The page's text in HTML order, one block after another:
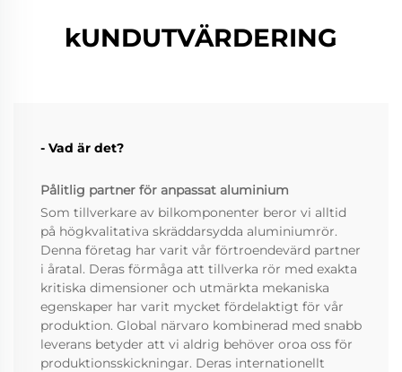
kUNDUTVÄRDERING
- Vad är det?
Pålitlig partner för anpassat aluminium
Som tillverkare av bilkomponenter beror vi alltid
på högkvalitativa skräddarsydda aluminiumrör.
Denna företag har varit vår förtroendevärd partner
i åratal. Deras förmåga att tillverka rör med exakta
kritiska dimensioner och utmärkta mekaniska
egenskaper har varit mycket fördelaktigt för vår
produktion. Global närvaro kombinerad med snabb
leverans betyder att vi aldrig behöver oroa oss för
produktionsskickningar. Deras internationellt